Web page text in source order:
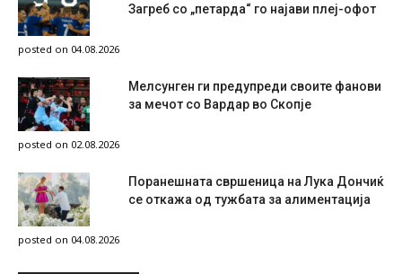
Загреб со „петарда“ го најави плеј-офот
posted on 04.08.2026
Мелсунген ги предупреди своите фанови
за мечот со Вардар во Скопје
posted on 02.08.2026
Поранешната свршеница на Лука Дончиќ
се откажа од тужбата за алиментација
posted on 04.08.2026